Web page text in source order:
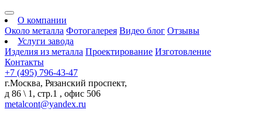
О компании
Около металла Фотогалерея Видео блог Отзывы
Услуги завода
Изделия из металла Проектирование Изготовление
Контакты
+7 (495) 796-43-47
г.Москва, Рязанский проспект,
д 86 \ 1, стр.1 , офис 506
metalcont@yandex.ru